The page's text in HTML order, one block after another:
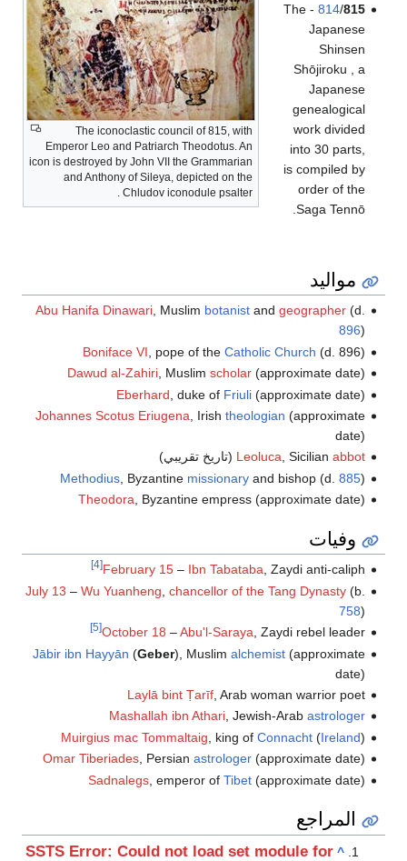
The iconoclastic council of 815, with
Emperor Leo and Patriarch Theodotus. An
icon is destroyed by John VII the Grammarian
and Anthony of Sileya, depicted on the
Chludov iconodule psalter .
814/815
- The
Japanese
Shinsen
Shōjiroku , a
Japanese
genealogical
work divided
into 30 parts,
is compiled by
order of the
Saga Tennō.
مواليد
Abu Hanifa Dinawari, Muslim botanistand geographer(d.
896)
Boniface VI , pope of the Catholic Church (d. 896)
Dawud al-Zahiri, Muslim scholar(approximate date)
Eberhard , duke of Friuli(approximate date)
Johannes Scotus Eriugena , Irish theologian (approximate
date)
Leoluca, Sicilian abbot
(تاريخ تقريبي)
Methodius, Byzantine missionaryand bishop (d. 885)
Theodora , Byzantine empress (approximate date)
وفيات
February 15– Ibn Tabataba, Zaydi anti-caliph
[4]
July 13 – Wu Yuanheng chancellor of the Tang Dynasty(b.
758)
October 18 –Abu'l-Saraya, Zaydi rebel leader
[5]
Jābir ibn Hayyān (Geber), Muslim alchemist(approximate
date)
Laylā bint Ṭarīf, Arab woman warrior poet
Mashallah ibn Athari, Jewish-Arab astrologer
Muirgius mac Tommaltaig , king of Connacht(Ireland)
Omar Tiberiades, Persian astrologer(approximate date)
Sadnalegs, emperor of Tibet(approximate date)
المراجع
^
SSTS Error: Could not load set module for